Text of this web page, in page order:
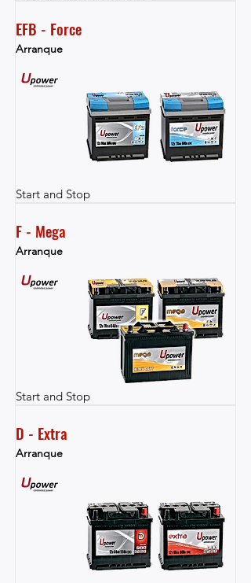
EFB - Force
Arranque
Start and Stop
F - Mega
Arranque
Start and Stop
D - Extra
Arranque